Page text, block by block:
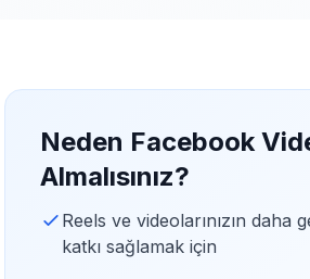
Neden Facebook
Almalısınız?
Reels ve videolarınızın daha
katkı sağlamak için